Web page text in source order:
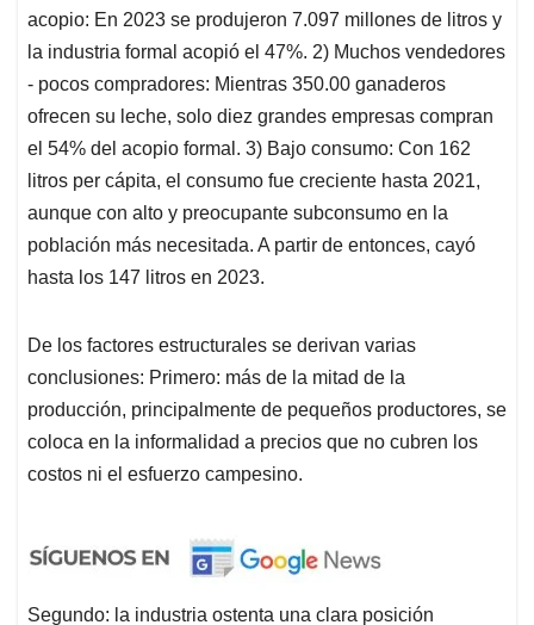
acopio: En 2023 se produjeron 7.097 millones de litros y
la industria formal acopió el 47%. 2) Muchos vendedores
- pocos compradores: Mientras 350.00 ganaderos
ofrecen su leche, solo diez grandes empresas compran
el 54% del acopio formal. 3) Bajo consumo: Con 162
litros per cápita, el consumo fue creciente hasta 2021,
aunque con alto y preocupante subconsumo en la
población más necesitada. A partir de entonces, cayó
hasta los 147 litros en 2023.
De los factores estructurales se derivan varias
conclusiones: Primero: más de la mitad de la
producción, principalmente de pequeños productores, se
coloca en la informalidad a precios que no cubren los
costos ni el esfuerzo campesino.
Segundo: la industria ostenta una clara posición